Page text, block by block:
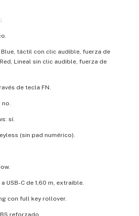
Blue, táctil con clic audible, fuerza de
Lineal sin clic audible, fuerza de
de tecla FN.
no.
sí.
(sin pad numérico).
USB-C de 1,60 m, extraíble.
con full key rollover.
reforzado.